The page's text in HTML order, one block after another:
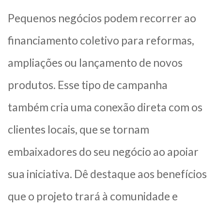
Pequenos negócios podem recorrer ao
financiamento coletivo para reformas,
ampliações ou lançamento de novos
produtos. Esse tipo de campanha
também cria uma conexão direta com os
clientes locais, que se tornam
embaixadores do seu negócio ao apoiar
sua iniciativa. Dê destaque aos benefícios
que o projeto trará à comunidade e